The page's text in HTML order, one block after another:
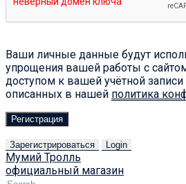
Ваши личные данные будут
упрощения вашей работы с
доступом к вашей учётной
описанных в нашей политика
Регистрация
Зарегистрироваться Login
Мумий Тролль
официальный магазин